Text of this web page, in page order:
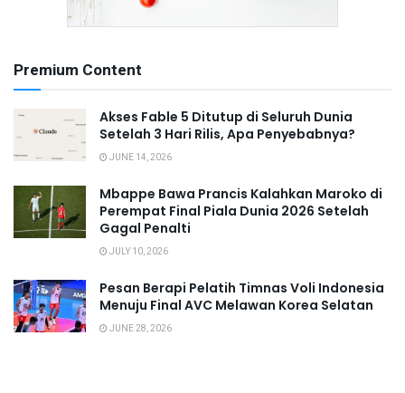
Premium Content
Akses Fable 5 Ditutup di Seluruh Dunia
Setelah 3 Hari Rilis, Apa Penyebabnya?
JUNE 14, 2026
Mbappe Bawa Prancis Kalahkan Maroko di
Perempat Final Piala Dunia 2026 Setelah
Gagal Penalti
JULY 10, 2026
Pesan Berapi Pelatih Timnas Voli Indonesia
Menuju Final AVC Melawan Korea Selatan
JUNE 28, 2026